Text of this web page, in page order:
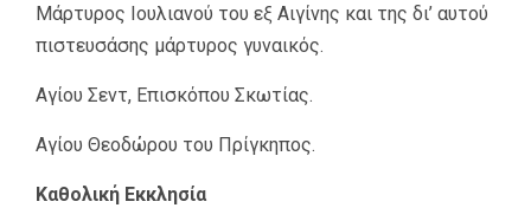
Μάρτυρος Ιουλιανού του εξ Αιγίνης και της δι’ αυτού
πιστευσάσης μάρτυρος γυναικός.
Αγίου Σεντ, Επισκόπου Σκωτίας.
Αγίου Θεοδώρου του Πρίγκηπος.
Καθολική Εκκλησία